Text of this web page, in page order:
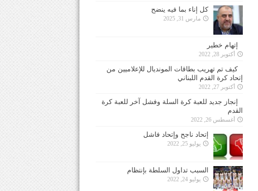
كل إناء بما فيه ينضح
مارس 31, 2025
إتهام خطير
أكتوبر 28, 2022
كيف تم تهريب بطاقات المونديال للإعلاميين من
إتحاد كرة القدم اللبناني
أكتوبر 27, 2022
إنجاز جديد للعبة كرة السلة وفشل آخر للعبة كرة
القدم
أغسطس 26, 2022
إتحاد ناجح وإتحاد فاشل
يوليو 25, 2022
السبب تداول السلطة بإنتظام
يوليو 24, 2022